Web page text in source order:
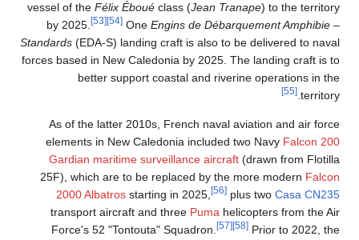
vessel of theFélix Ébouéclass (Jean Tranape ) to the territory
by 2025.
[53] [54]OneEngins de Débarquement Amphibie –
Standards(EDA-S) landing craft is also to be delivered to naval
forces based in New Caledonia by 2025. The landing craft is to
better support coastal and riverine operations in the
territory.
[55]
As of the latter 2010s, French naval aviation and air force
elements in New Caledonia included two NavyFalcon 200
Gardian maritime surveillance aircraft(drawn from Flotilla
25F), which are to be replaced by the more modernFalcon
2000 Albatrosstarting in 2025, plus twoCasa CN235
transport aircraft and threePumahelicopters from the Air
Force's 52 "Tontouta" Squadron.
[57] [58]Prior to 2022, the